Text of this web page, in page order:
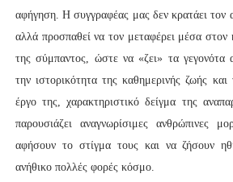
αφήγηση. Η συγγραφέας μας δεν κρατάει τον
αλλά προσπαθεί να τον μεταφέρει μέσα στον
της σύμπαντος, ώστε να «ζει» τα γεγονότα
την ιστορικότητα της καθημερινής ζωής
έργο της, χαρακτηριστικό δείγμα της
παρουσιάζει αναγνωρίσιμες ανθρώπινες
αφήσουν το στίγμα τους και να ζήσουν
ανήθικο πολλές φορές κόσμο.